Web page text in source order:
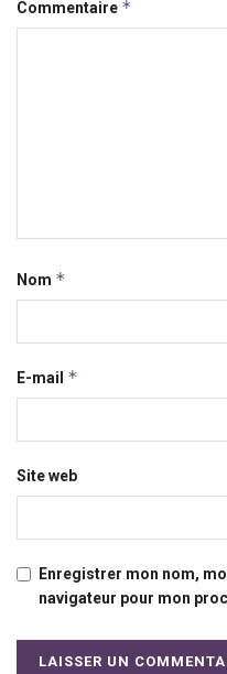
Commentaire *
Nom *
E-mail *
Site web
Enregistrer mon nom,
navigateur pour mon